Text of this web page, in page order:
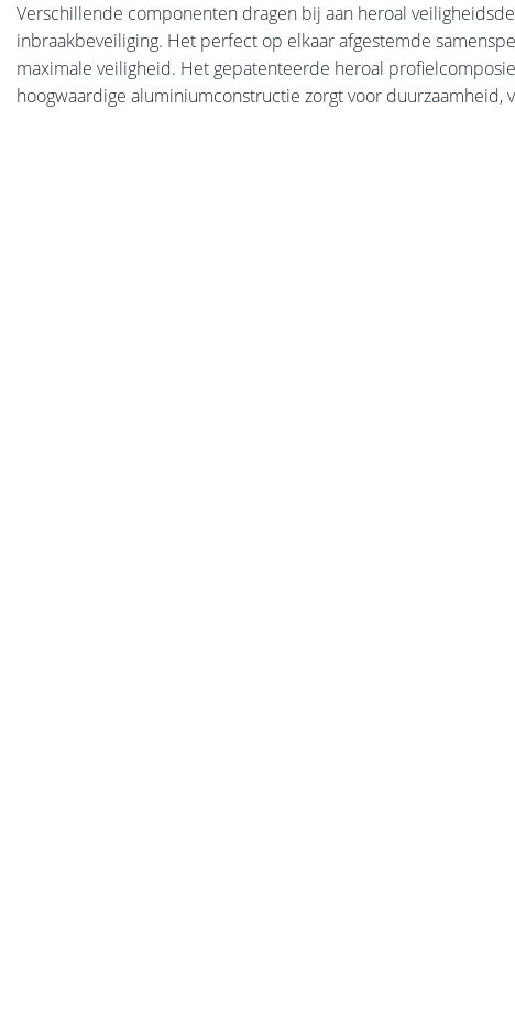
Verschillende componenten dragen bij aan heroal
inbraakbeveiliging. Het perfect op elkaar afgestemde
maximale veiligheid. Het gepatenteerde heroal
hoogwaardige aluminiumconstructie zorgt voor